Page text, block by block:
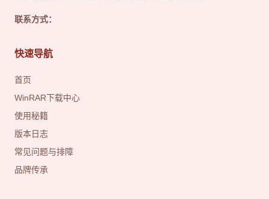
联系方式：
快速导航
首页
WinRAR下载中心
使用秘籍
版本日志
常见问题与排障
品牌传承